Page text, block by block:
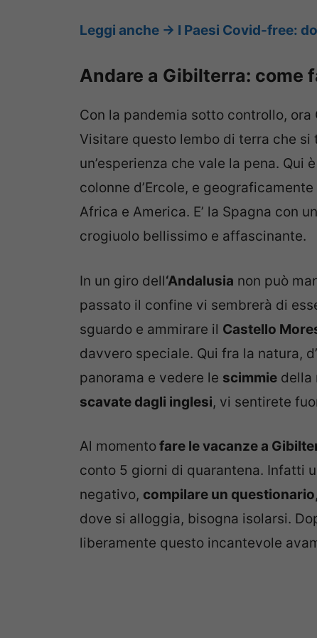
Leggi anche -> I Paesi Covid-free:
Andare a Gibilterra: come
Con la pandemia sotto controllo,
Visitare questo lembo di terra che
un’esperienza che vale la pena. Qui
colonne d’Ercole, e
Africa e America. E’ la Spagna con
crogiuolo bellissimo e affascinante.
In un giro dell‘Andalusia non può
passato il confine vi sembrerà di
sguardo e ammirare il Castello
davvero speciale. Qui fra la natura,
panorama e vedere le scimmie della
scavate dagli inglesi, vi sentirete
Al momentofare le vacanze a
conto 5 giorni di quarantena. Infatti
negativo, compilare un
dove si alloggia, bisogna isolarsi.
liberamente questo incantevole